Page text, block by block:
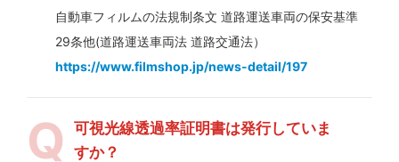
自動車フィルムの法規制条文 道路運送車両の保安基準
29条他(道路運送車両法 道路交通法）
https://www.filmshop.jp/news-detail/197
可視光線透過率証明書は発行していま
すか？